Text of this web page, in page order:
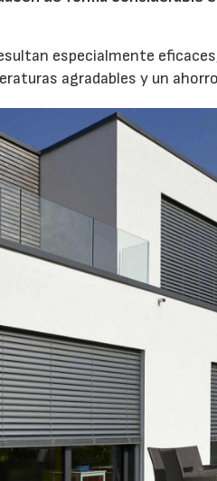
especialmente
agradables y un